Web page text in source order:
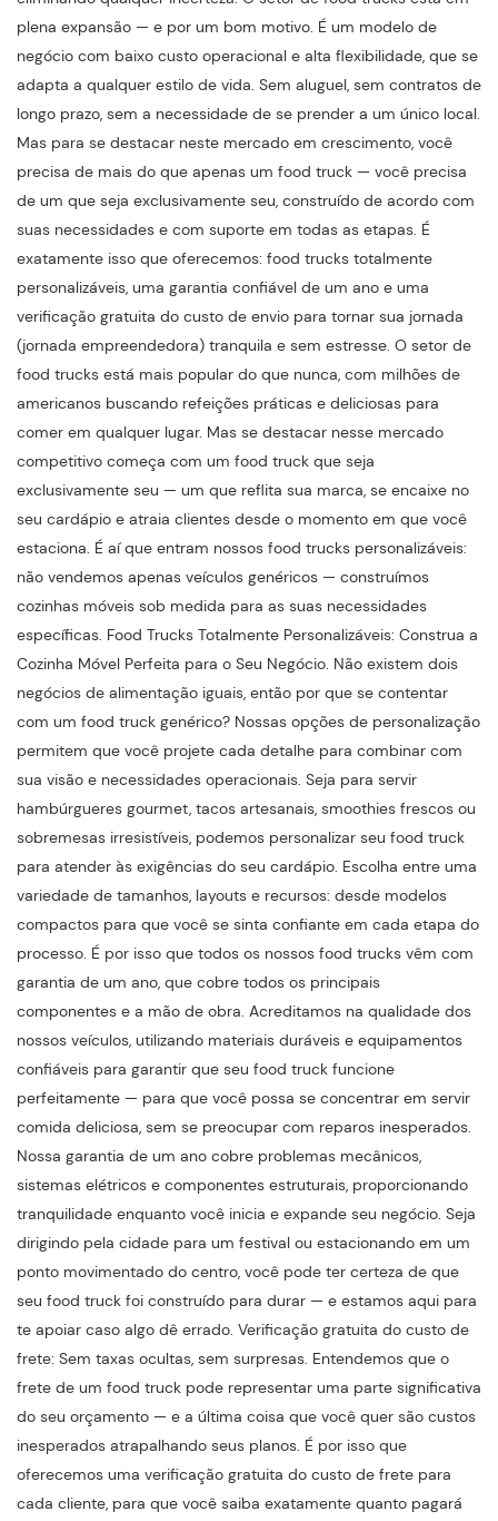
plena expansão — e por um bom motivo. É um modelo de
negócio com baixo custo operacional e alta flexibilidade, que se
adapta a qualquer estilo de vida. Sem aluguel, sem contratos de
longo prazo, sem a necessidade de se prender a um único local.
Mas para se destacar neste mercado em crescimento, você
precisa de mais do que apenas um food truck — você precisa
de um que seja exclusivamente seu, construído de acordo com
suas necessidades e com suporte em todas as etapas. É
exatamente isso que oferecemos: food trucks totalmente
personalizáveis, uma garantia confiável de um ano e uma
verificação gratuita do custo de envio para tornar sua jornada
(jornada empreendedora) tranquila e sem estresse. O setor de
food trucks está mais popular do que nunca, com milhões de
americanos buscando refeições práticas e deliciosas para
comer em qualquer lugar. Mas se destacar nesse mercado
competitivo começa com um food truck que seja
exclusivamente seu — um que reflita sua marca, se encaixe no
seu cardápio e atraia clientes desde o momento em que você
estaciona. É aí que entram nossos food trucks personalizáveis:
não vendemos apenas veículos genéricos — construímos
cozinhas móveis sob medida para as suas necessidades
específicas. Food Trucks Totalmente Personalizáveis: Construa a
Cozinha Móvel Perfeita para o Seu Negócio. Não existem dois
negócios de alimentação iguais, então por que se contentar
com um food truck genérico? Nossas opções de personalização
permitem que você projete cada detalhe para combinar com
sua visão e necessidades operacionais. Seja para servir
hambúrgueres gourmet, tacos artesanais, smoothies frescos ou
sobremesas irresistíveis, podemos personalizar seu food truck
para atender às exigências do seu cardápio. Escolha entre uma
variedade de tamanhos, layouts e recursos: desde modelos
compactos para que você se sinta confiante em cada etapa do
processo. É por isso que todos os nossos food trucks vêm com
garantia de um ano, que cobre todos os principais
componentes e a mão de obra. Acreditamos na qualidade dos
nossos veículos, utilizando materiais duráveis ​​e equipamentos
confiáveis ​​para garantir que seu food truck funcione
perfeitamente — para que você possa se concentrar em servir
comida deliciosa, sem se preocupar com reparos inesperados.
Nossa garantia de um ano cobre problemas mecânicos,
sistemas elétricos e componentes estruturais, proporcionando
tranquilidade enquanto você inicia e expande seu negócio. Seja
dirigindo pela cidade para um festival ou estacionando em um
ponto movimentado do centro, você pode ter certeza de que
seu food truck foi construído para durar — e estamos aqui para
te apoiar caso algo dê errado. Verificação gratuita do custo de
frete: Sem taxas ocultas, sem surpresas. Entendemos que o
frete de um food truck pode representar uma parte significativa
do seu orçamento — e a última coisa que você quer são custos
inesperados atrapalhando seus planos. É por isso que
oferecemos uma verificação gratuita do custo de frete para
cada cliente, para que você saiba exatamente quanto pagará